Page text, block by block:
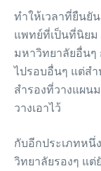
ทำให้เวลาที่ยืนยั
แพทย์ที่เป็นที่นิย
มหาวิทยาลัยอื่นๆ
ไปรอบอื่นๆ แต่ส
สำรองที่วางแผน
วางเอาไว้
กับอีกประเภทหนึ่
วิทยาลัยรองๆ แ